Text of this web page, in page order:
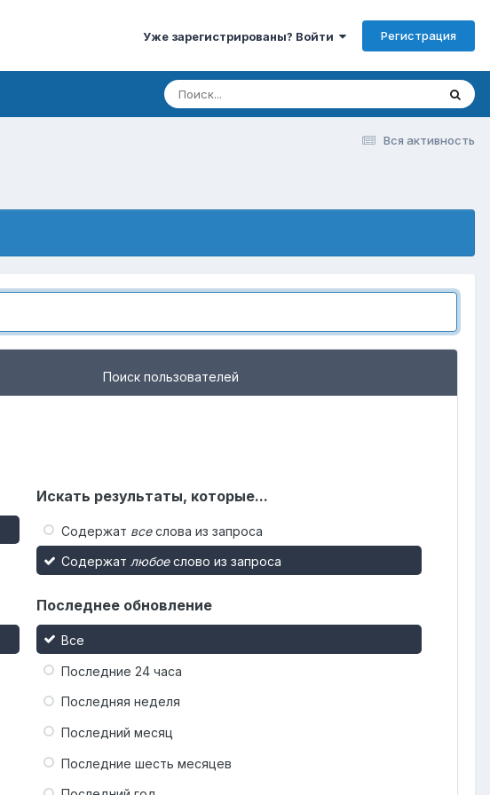
Уже зарегистрированы? Войти Регистрация
Вся активность
Поиск пользователей
Искать результаты, которые...
Содержат всеслова из запроса
Содержат любоеслово из запроса
Последнее обновление
Все
Последние 24 часа
Последняя неделя
Последний месяц
Последние шесть месяцев